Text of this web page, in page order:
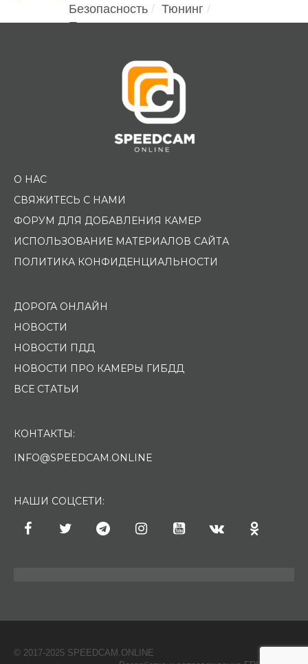
Безопасность
Тюнинг
Помощь водителю
О НАС
СВЯЖИТЕСЬ С НАМИ
ФОРУМ ДЛЯ ДОБАВЛЕНИЯ КАМЕР
ИСПОЛЬЗОВАНИЕ МАТЕРИАЛОВ САЙТА
ПОЛИТИКА КОНФИДЕНЦИАЛЬНОСТИ
ДОРОГА ОНЛАЙН
НОВОСТИ
НОВОСТИ ПДД
НОВОСТИ ПРО КАМЕРЫ ГИБДД
ВСЕ СТАТЬИ
КОНТАКТЫ:
INFO@SPEEDCAM.ONLINE
НАШИ СОЦСЕТИ:
© 2017-2025 SPEEDCAM.ONLINE